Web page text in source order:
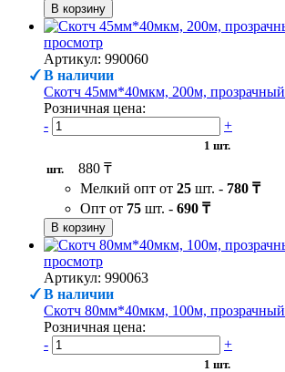
В корзину
просмотр
Артикул: 990060
В наличии
Скотч 45мм*40мкм, 200м, прозрачный
Розничная цена:
-
+
1 шт.
шт.
880 ₸
Мелкий опт от 25 шт. - 780 ₸
Опт от 75 шт. - 690 ₸
В корзину
просмотр
Артикул: 990063
В наличии
Скотч 80мм*40мкм, 100м, прозрачный
Розничная цена:
-
+
1 шт.